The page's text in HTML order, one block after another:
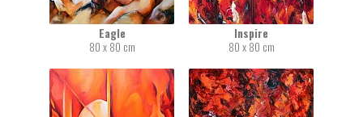
Eagle
80 x 80 cm
Inspire
80 x 80 cm